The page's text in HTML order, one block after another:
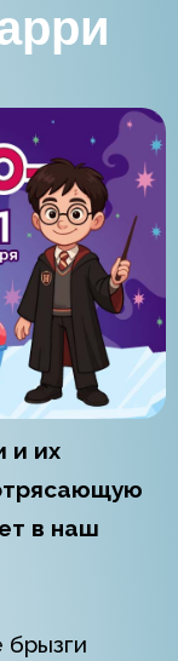
и их
в наш
брызги